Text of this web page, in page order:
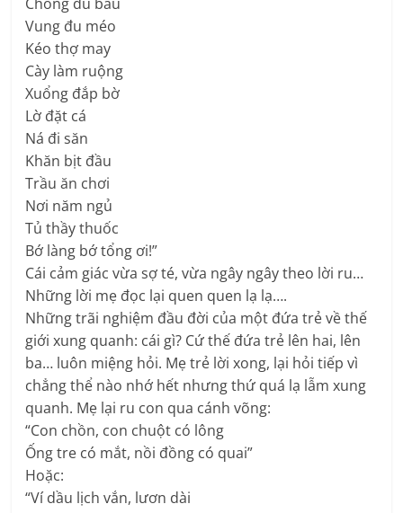
Vung đu méo
Kéo thợ may
Cày làm ruộng
Xuổng đắp bờ
Lờ đặt cá
Ná đi săn
Khăn bịt đầu
Trầu ăn chơi
Nơi năm ngủ
Tủ thầy thuốc
Bớ làng bớ tổng ơi!”
Cái cảm giác vừa sợ té, vừa ngây ngây theo lời ru…
Những lời mẹ đọc lại quen quen lạ lạ….
Những trãi nghiệm đầu đời của một đứa trẻ về thế
giới xung quanh: cái gì? Cứ thế đứa trẻ lên hai, lên
ba… luôn miệng hỏi. Mẹ trẻ lời xong, lại hỏi tiếp vì
chẳng thể nào nhớ hết nhưng thứ quá lạ lẫm xung
quanh. Mẹ lại ru con qua cánh võng:
“Con chồn, con chuột có lông
Ống tre có mắt, nồi đồng có quai”
Hoặc:
“Ví dầu lịch vắn, lươn dài